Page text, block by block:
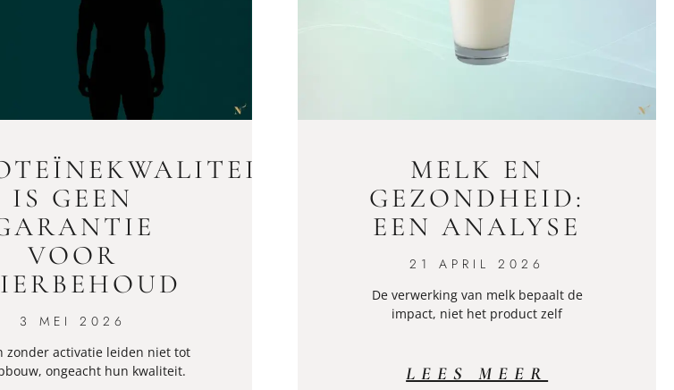
IS GEEN
VOOR
3 MEI 2026
zonder activatie leiden niet tot
ongeacht hun kwaliteit.
MELK EN
GEZONDHEID:
EEN ANALYSE
21 APRIL 2026
De verwerking van melk bepaalt de
impact, niet het product zelf
LEES MEER